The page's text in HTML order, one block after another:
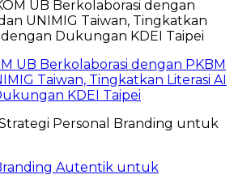
UB Berkolaborasi dengan PKBM
Taiwan, Tingkatkan Literasi AI
KDEI Taipei
Autentik untuk